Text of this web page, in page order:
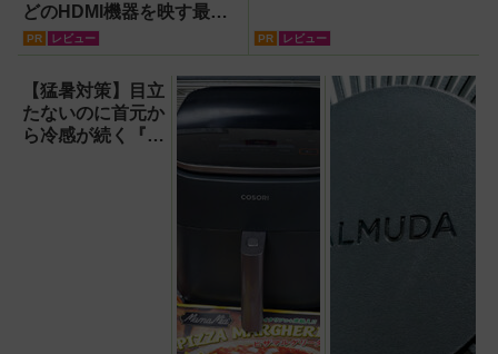
どのHDMI機器を映す最短
ルート。USB接続だけで
ス化できる新機軸アダプタ
ーを徹底解説【データシス
テム『USBKIT』】
PR レビュー PR レビュー
【猛暑対策】目立
たないのに首元か
ら冷感が続く『レ